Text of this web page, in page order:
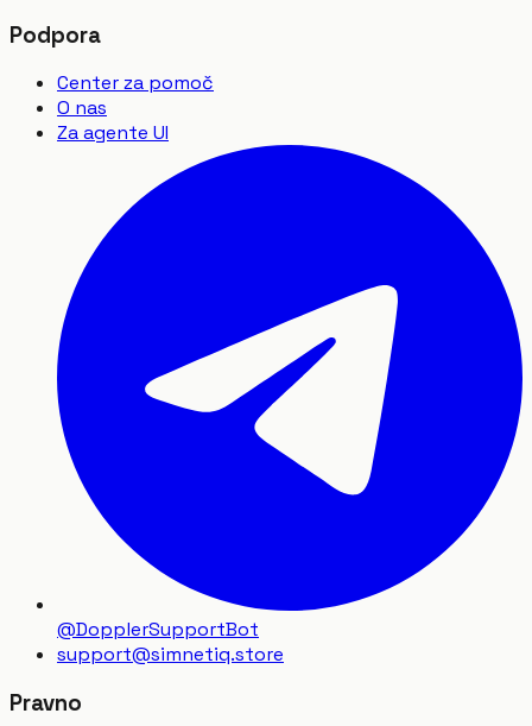
Podpora
Center za pomoč
O nas
Za agente UI
@DopplerSupportBot
support@simnetiq.store
Pravno